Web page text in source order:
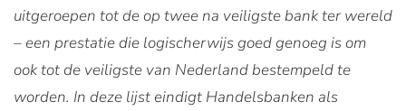
uitgeroepen tot de op twee na veiligste bank ter wereld
– een prestatie die logischerwijs goed genoeg is om
ook tot de veiligste van Nederland bestempeld te
worden. In deze lijst eindigt Handelsbanken als